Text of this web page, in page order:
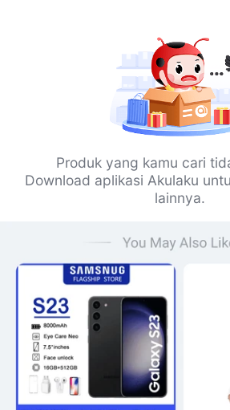
Produk yang kamu cari
Download aplikasi Akulaku
lainnya.